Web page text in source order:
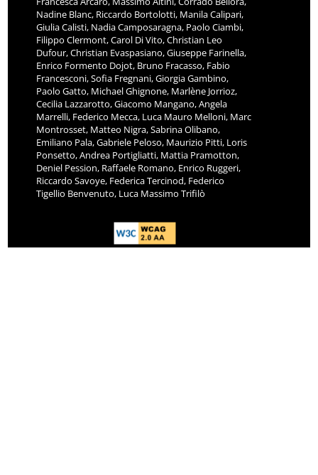
Nadine Blanc, Riccardo Bortolotti, Manila Calipari,
Giulia Calisti, Nadia Camposaragna, Paolo Ciambi,
Filippo Clermont, Carol Di Vito, Christian Leo
Dufour, Christian Evaspasiano, Giuseppe Farinella,
Enrico Formento Dojot, Bruno Fracasso, Fabio
Francesconi, Sofia Fregnani, Giorgia Gambino,
Paolo Gatto, Michael Ghignone, Marlène Jorrioz,
Cecilia Lazzarotto, Giacomo Mangano, Angela
Marrelli, Federico Mecca, Luca Mauro Melloni, Marc
Montrosset, Matteo Nigra, Sabrina Olibano,
Emiliano Pala, Gabriele Peloso, Maurizio Pitti, Loris
Ponsetto, Andrea Portigliatti, Mattia Pramotton,
Deniel Pession, Raffaele Romano, Enrico Ruggeri,
Riccardo Savoye, Federica Tercinod, Federico
Tigellio Benvenuto, Luca Massimo Trifilò